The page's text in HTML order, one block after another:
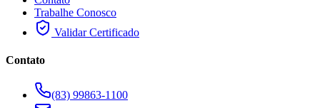
Trabalhe Conosco
Validar Certificado
Contato
(83) 99863-1100